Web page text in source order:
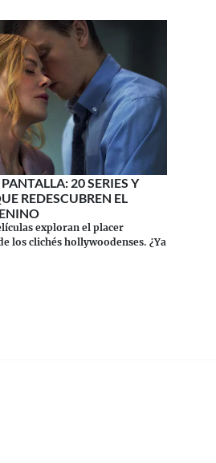
20 SERIES Y
REDESCUBREN EL
exploran el placer
los clichés hollywoodenses. ¿Ya